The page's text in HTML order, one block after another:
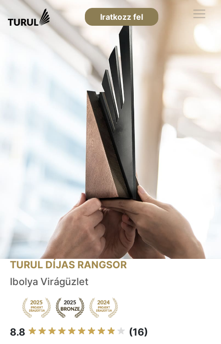
Iratkozz fel
TURUL DÍJAS RANGSOR
Ibolya Virágüzlet
8.8 (16)